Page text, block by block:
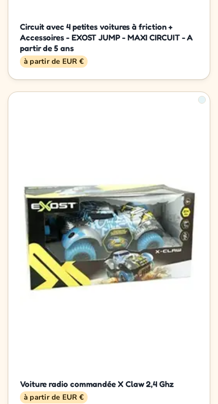
Circuit avec 4 petites voitures à friction +
Accessoires - EXOST JUMP - MAXI CIRCUIT - A
partir de 5 ans
à partir de EUR €
Voiture radio commandée X Claw 2,4 Ghz
à partir de EUR €